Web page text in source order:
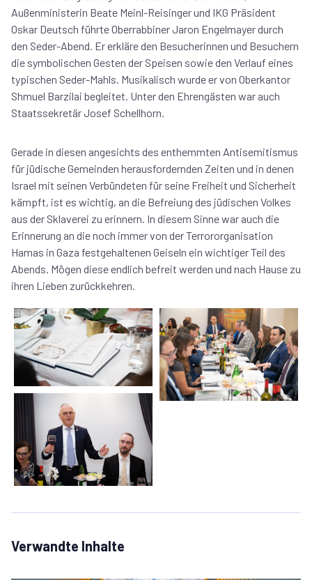
Außenministerin Beate Meinl-Reisinger und IKG Präsident
Oskar Deutsch führte Oberrabbiner Jaron Engelmayer durch
den Seder-Abend. Er erkläre den Besucherinnen und Besuchern
die symbolischen Gesten der Speisen sowie den Verlauf eines
typischen Seder-Mahls. Musikalisch wurde er von Oberkantor
Shmuel Barzilai begleitet. Unter den Ehrengästen war auch
Staatssekretär Josef Schellhorn.
Gerade in diesen angesichts des enthemmten Antisemitismus
für jüdische Gemeinden herausfordernden Zeiten und in denen
Israel mit seinen Verbündeten für seine Freiheit und Sicherheit
kämpft, ist es wichtig, an die Befreiung des jüdischen Volkes
aus der Sklaverei zu erinnern. In diesem Sinne war auch die
Erinnerung an die noch immer von der Terrororganisation
Hamas in Gaza festgehaltenen Geiseln ein wichtiger Teil des
Abends. Mögen diese endlich befreit werden und nach Hause zu
ihren Lieben zurückkehren.
Verwandte Inhalte